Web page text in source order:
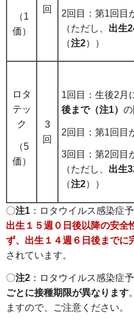
（1
価）
回
2回目：第1回目
（ただし、 出生
（注2））
ロタ
テッ
ク
（5
価）
3
回
1回目：生後2月
後まで（注1） の
2回目：第1回目
3回目：第2回目
（ただし、 出生
（注2））
〇注1 ：ロタウイルス感染症
出生１５週０日後以降の安全
ず、出生１４週６日後までに
されています。
〇注2 ：ロタウイルス感染症
ごとに接種期限が異なります
ますので、ご注意ください。